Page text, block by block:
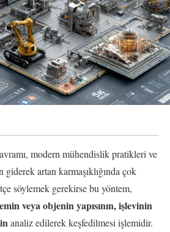
modern mühendislik pratikleri ve
artan karmaşıklığında çok
söylemek gerekirse bu yöntem,
veya objenin yapısının, işlevinin
analiz edilerek keşfedilmesi işlemidir.